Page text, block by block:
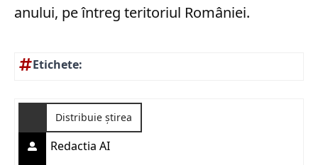
anului, pe întreg teritoriul României.
Etichete:
Distribuie știrea
Redactia AI